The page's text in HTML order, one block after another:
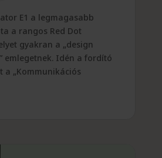
E1 a legmagasabb
a rangos Red Dot
gyakran a „design
emlegetnek. Idén a fordító
„Kommunikációs